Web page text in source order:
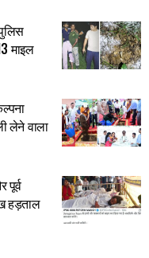
माइल
लेने वाला
पूर्व
हड़ताल